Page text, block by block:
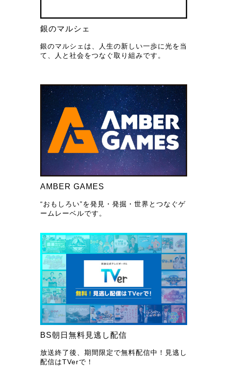
銀のマルシェ
銀のマルシェは、人生の新しい一歩に光を当
て、人と社会をつなぐ取り組みです。
AMBER GAMES
“おもしろい”を発見・発掘・世界とつなぐゲ
ームレーベルです。
BS朝日無料見逃し配信
放送終了後、期間限定で無料配信中！見逃し
配信はTVerで！